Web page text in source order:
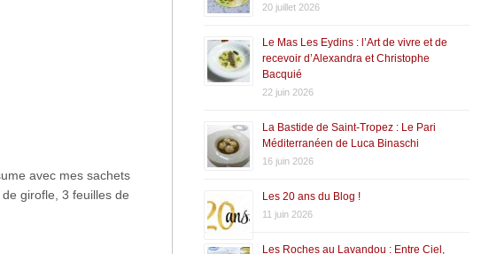
avec mes sachets
girofle, 3 feuilles de
20 juillet 2026
Le Mas Les Eydins : l’Art de vivre et de
recevoir d’Alexandra et Christophe
Bacquié
22 juin 2026
La Bastide de Saint-Tropez : Le Pari
Méditerranéen de Luca Binaschi
16 juin 2026
Les 20 ans du Blog !
11 juin 2026
Les Roches au Lavandou : Entre Ciel,